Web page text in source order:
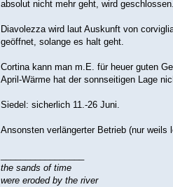
absolut nicht mehr geht, wird
Diavolezza wird laut Auskunft von
geöffnet, solange es halt geht.
Cortina kann man m.E. für heuer guten
April-Wärme hat der sonnseitigen Lage
Siedel: sicherlich 11.-26 Juni.
Ansonsten verlängerter Betrieb (nur
the sands of time
were eroded by the river